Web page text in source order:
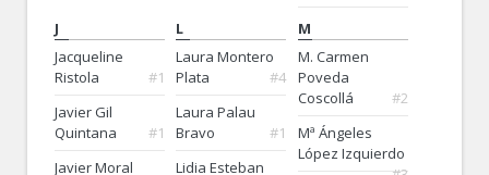
J
Jacqueline
Ristola
#1
Javier Gil
Quintana
#1
Javier Moral
L
Laura Montero
Plata
#4
Laura Palau
Bravo
#1
Lidia Esteban
M
M. Carmen
Poveda
Coscollá
#2
Mª Ángeles
López Izquierdo